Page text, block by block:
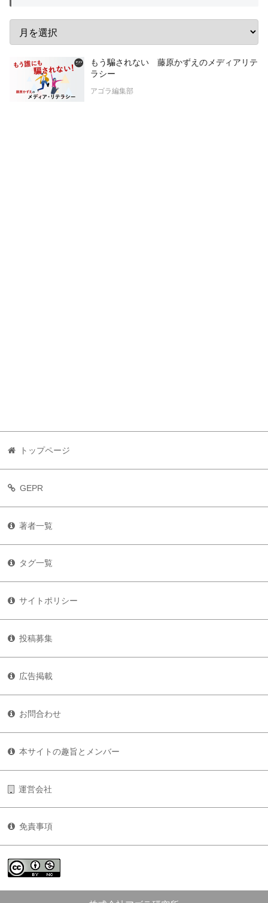
もう騙されない 藤原かずえのメディアリテ
ラシー
アゴラ編集部
トップページ
GEPR
著者一覧
タグ一覧
サイトポリシー
投稿募集
広告掲載
お問合わせ
本サイトの趣旨とメンバー
運営会社
免責事項